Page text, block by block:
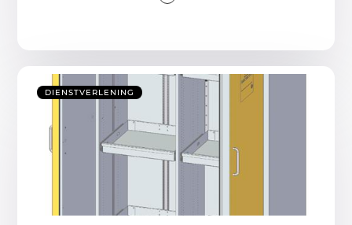
DIENSTVERLENING